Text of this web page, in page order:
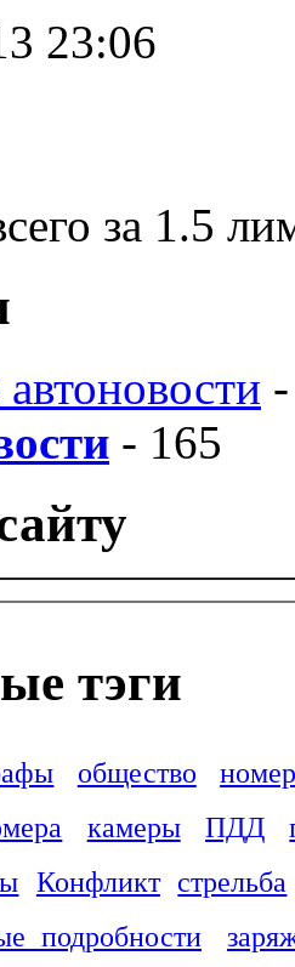
23:06
за 1.5
- 165
тэги
общество
камеры ПДД
Конфликт стрельба
подробности